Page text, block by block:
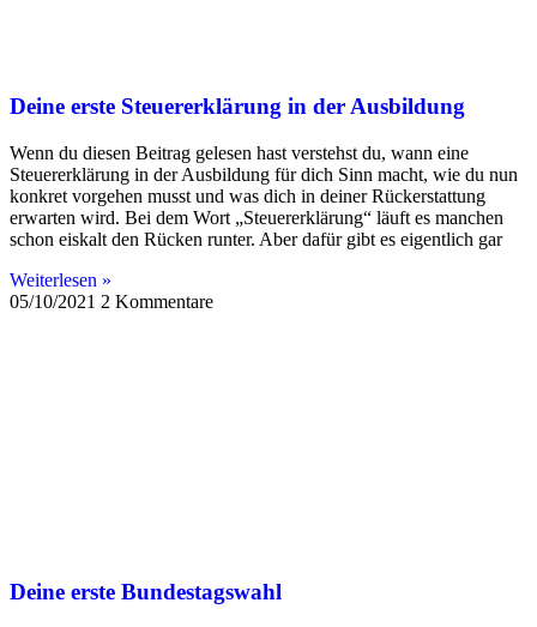
Deine erste Steuererklärung in der Ausbildung
Wenn du diesen Beitrag gelesen hast verstehst du, wann eine
Steuererklärung in der Ausbildung für dich Sinn macht, wie du nun
konkret vorgehen musst und was dich in deiner Rückerstattung
erwarten wird. Bei dem Wort „Steuererklärung“ läuft es manchen
schon eiskalt den Rücken runter. Aber dafür gibt es eigentlich gar
Weiterlesen »
05/10/2021 2 Kommentare
Deine erste Bundestagswahl